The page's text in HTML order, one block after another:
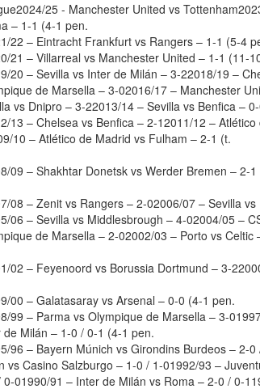
25 - Manchester United vs
– 1-1 (4-1 pen.
22 – Eintracht Frankfurt vs Rangers – 1-1 (5-4
21 – Villarreal vs Manchester United – 1-1 (11-
20 – Sevilla vs Inter de Milán – 3-22018/19 –
de Marsella – 3-02016/17 – Manchester
vs Dnipro – 3-22013/14 – Sevilla vs Benfica –
13 – Chelsea vs Benfica – 2-12011/12 –
10 – Atlético de Madrid vs Fulham – 2-1 (t.
09 – Shakhtar Donetsk vs Werder Bremen – 2-1
08 – Zenit vs Rangers – 2-02006/07 – Sevilla
06 – Sevilla vs Middlesbrough – 4-02004/05 –
de Marsella – 2-02002/03 – Porto vs Celtic
02 – Feyenoord vs Borussia Dortmund – 3-
00 – Galatasaray vs Arsenal – 0-0 (4-1 pen.
99 – Parma vs Olympique de Marsella – 3-
de Milán – 1-0 / 0-1 (4-1 pen.
96 – Bayern Múnich vs Girondins Burdeos – 2-
vs Casino Salzburgo – 1-0 / 1-01992/93 –
0-01990/91 – Inter de Milán vs Roma – 2-0 / 0-